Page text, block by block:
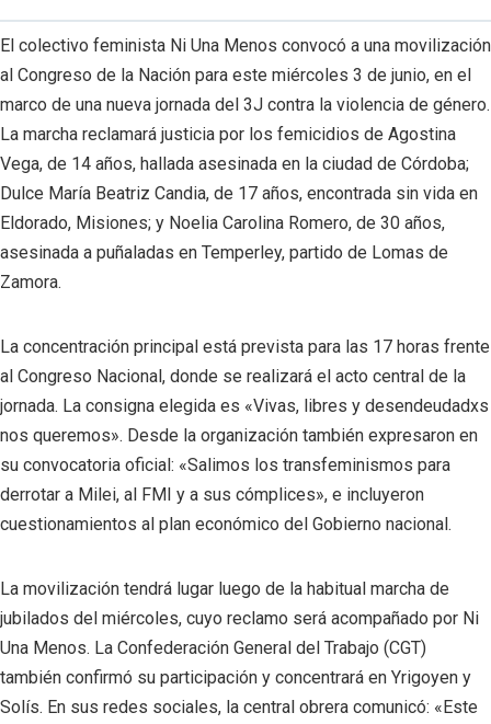
El colectivo feminista Ni Una Menos convocó a una movilización
al Congreso de la Nación para este miércoles 3 de junio, en el
marco de una nueva jornada del 3J contra la violencia de género.
La marcha reclamará justicia por los femicidios de Agostina
Vega, de 14 años, hallada asesinada en la ciudad de Córdoba;
Dulce María Beatriz Candia, de 17 años, encontrada sin vida en
Eldorado, Misiones; y Noelia Carolina Romero, de 30 años,
asesinada a puñaladas en Temperley, partido de Lomas de
Zamora.
La concentración principal está prevista para las 17 horas frente
al Congreso Nacional, donde se realizará el acto central de la
jornada. La consigna elegida es «Vivas, libres y desendeudadxs
nos queremos». Desde la organización también expresaron en
su convocatoria oficial: «Salimos los transfeminismos para
derrotar a Milei, al FMI y a sus cómplices», e incluyeron
cuestionamientos al plan económico del Gobierno nacional.
La movilización tendrá lugar luego de la habitual marcha de
jubilados del miércoles, cuyo reclamo será acompañado por Ni
Una Menos. La Confederación General del Trabajo (CGT)
también confirmó su participación y concentrará en Yrigoyen y
Solís. En sus redes sociales, la central obrera comunicó: «Este